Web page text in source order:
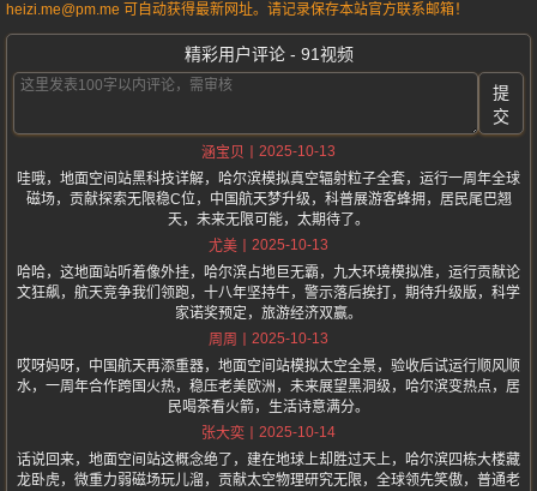
heizi.me@pm.me 可自动获得最新网址。请记录保存本站官方联系邮箱！
精彩用户评论 - 91视频
提
交
涵宝贝
2025-10-13
哇哦，地面空间站黑科技详解，哈尔滨模拟真空辐射粒子全套，运行一周年全球
磁场，贡献探索无限稳C位，中国航天梦升级，科普展游客蜂拥，居民尾巴翘
天，未来无限可能，太期待了。
尤美
2025-10-13
哈哈，这地面站听着像外挂，哈尔滨占地巨无霸，九大环境模拟准，运行贡献论
文狂飙，航天竞争我们领跑，十八年坚持牛，警示落后挨打，期待升级版，科学
家诺奖预定，旅游经济双赢。
周周
2025-10-13
哎呀妈呀，中国航天再添重器，地面空间站模拟太空全景，验收后试运行顺风顺
水，一周年合作跨国火热，稳压老美欧洲，未来展望黑洞级，哈尔滨变热点，居
民喝茶看火箭，生活诗意满分。
张大奕
2025-10-14
话说回来，地面空间站这概念绝了，建在地球上却胜过天上，哈尔滨四栋大楼藏
龙卧虎，微重力弱磁场玩儿溜，贡献太空物理研究无限，全球领先笑傲，普通老